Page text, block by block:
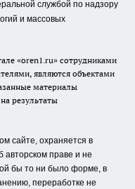
службой по надзору
и массовых
«oren1.ru» сотрудниками
являются объектами
материалы
результаты
сайте, охраняется в
авторском праве и не
бы то ни было форме, в
переработке не